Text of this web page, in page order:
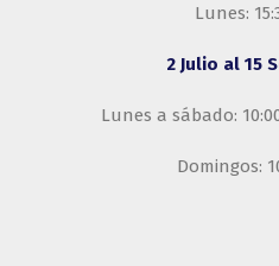
Lunes:
2 Julio al 15
Lunes a sábado:
Domingos: